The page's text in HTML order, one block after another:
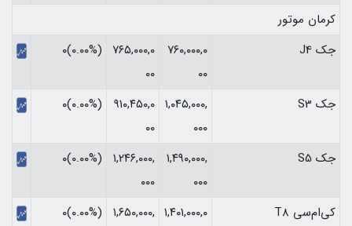
کرمان موتور
جک J4
۷۶۰,۰۰۰,۰
۰۰
۷۶۵,۰۰۰,۰
۰۰
(۰.۰۰%)۰
جک S3
۱,۰۴۵,۰۰۰,
۰۰۰
۹۱۰,۴۵۰,۰
۰۰
(۰.۰۰%)۰
جک S5
۱,۴۹۰,۰۰۰,
۰۰۰
۱,۲۴۶,۰۰۰,
۰۰۰
(۰.۰۰%)۰
کی‌ام‌سی T8
۱,۴۰۱,۰۰۰,۰ ۱,۶۵۰,۰۰۰,
(۰.۰۰%)۰